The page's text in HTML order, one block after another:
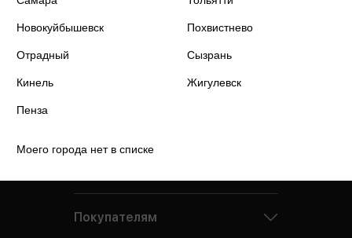
Новокуйбышевск Похвистнево
Отрадный Сызрань
Кинель Жигулевск
Пенза
Моего города нет в списке
Покупателям